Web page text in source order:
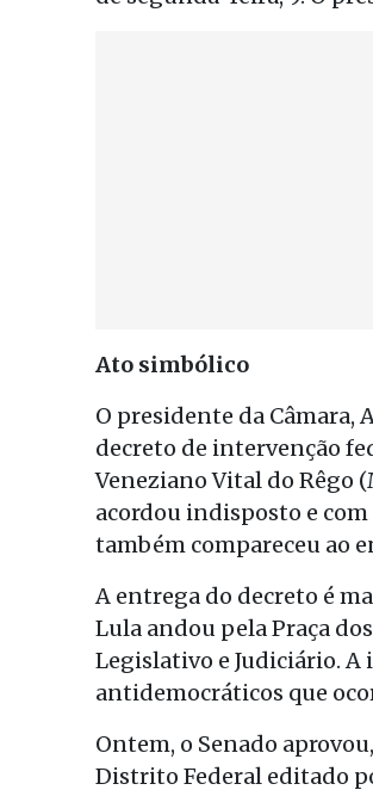
Ato simbólico
O presidente da Câmara,
decreto de intervenção
Veneziano Vital do Rêgo
acordou indisposto e
também compareceu ao
A entrega do decreto é
Lula andou pela Praça
Legislativo e Judiciário.
antidemocráticos que
Ontem, o Senado
Distrito Federal editado